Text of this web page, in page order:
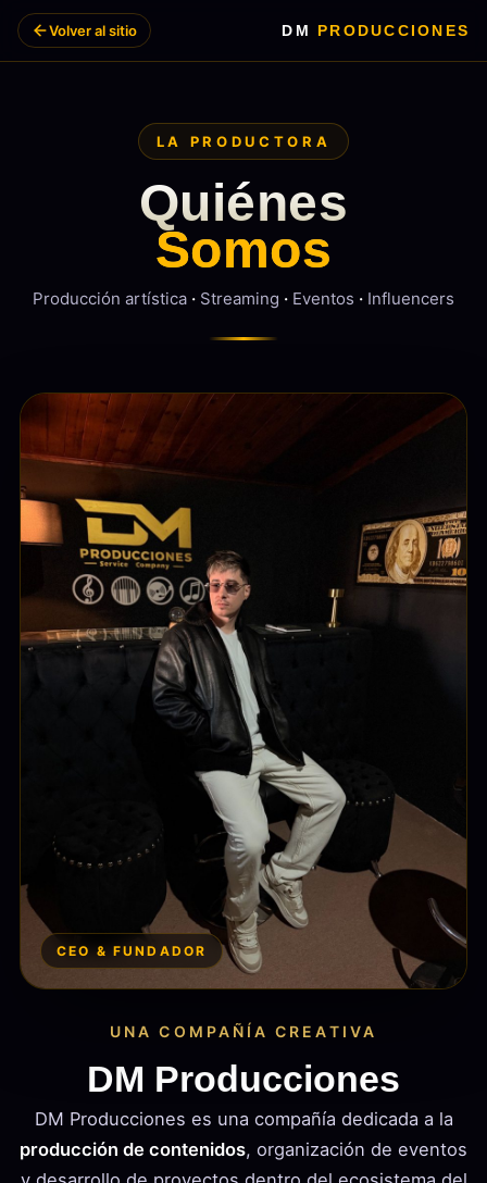
Volver al sitio DM PRODUCCIONES
LA PRODUCTORA
Quiénes
Somos
Producción artística · Streaming · Eventos · Influencers
CEO & FUNDADOR
UNA COMPAÑÍA CREATIVA
DM Producciones
DM Producciones es una compañía dedicada a la
producción de contenidos, organización de eventos